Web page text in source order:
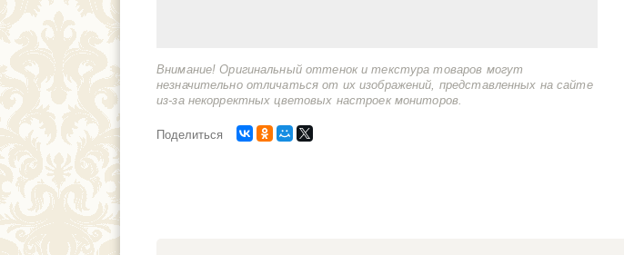
Внимание! Оригинальный оттенок и текстура товаров могут
незначительно отличаться от их изображений, представленных на сайте
из-за некорректных цветовых настроек мониторов.
Поделиться